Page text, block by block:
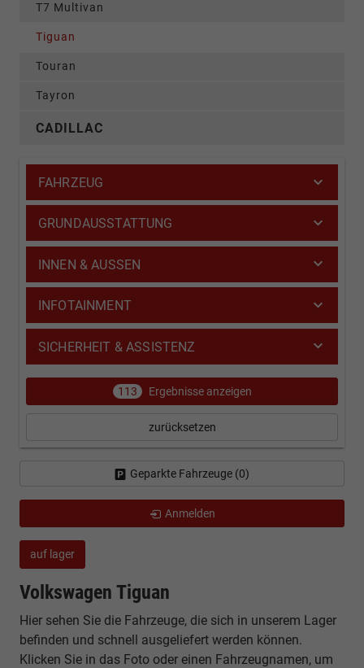
auf lager
Volkswagen Tiguan
Hier sehen Sie die Fahrzeuge, die sich in unserem Lager
befinden und schnell ausgeliefert werden können.
Klicken Sie in das Foto oder einen Fahrzeugnamen, um
T7 Multivan
Tiguan
Touran
Tayron
CADILLAC
FAHRZEUG
GRUNDAUSSTATTUNG
INNEN & AUSSEN
INFOTAINMENT
SICHERHEIT & ASSISTENZ
113 Ergebnisse anzeigen
zurücksetzen
Geparkte Fahrzeuge (0)
Anmelden